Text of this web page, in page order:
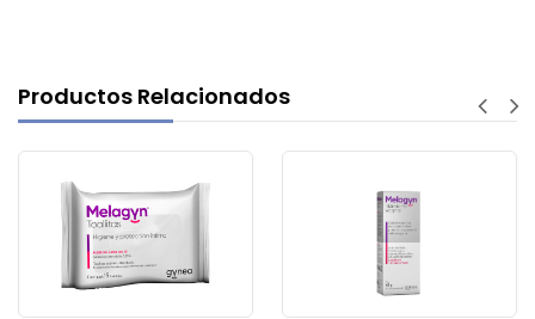
Productos Relacionados